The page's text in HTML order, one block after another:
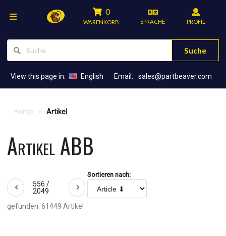
0
WARENKORB SPRACHE PROFIL
Suche
View this page in: English Email: sales@partbeaver.com
Home Artikel
Artikel ABB
556 /
2049
Sortieren nach:
gefunden: 61449 Artikel